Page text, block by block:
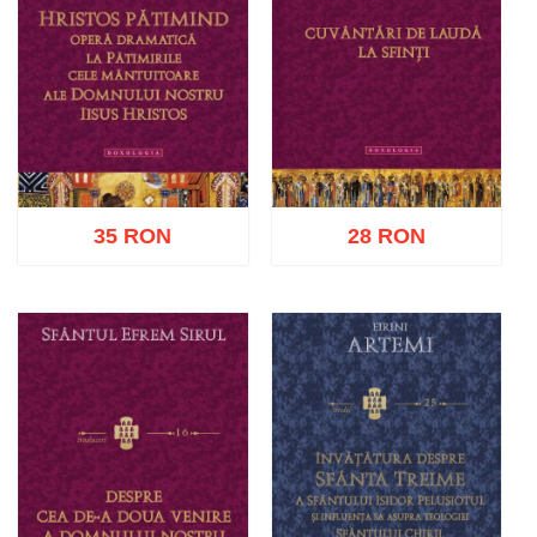
Adaugă în coș Wishlist
35 RON
Adaugă în coș Wishlist
28 RON